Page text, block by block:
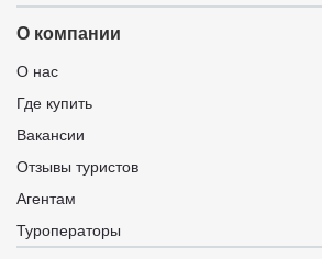
О компании
О нас
Где купить
Вакансии
Отзывы туристов
Агентам
Туроператоры